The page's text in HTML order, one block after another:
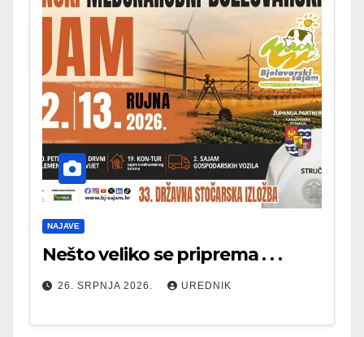
NAJAVE
Nešto veliko se priprema . . .
26. SRPNJA 2026. UREDNIK